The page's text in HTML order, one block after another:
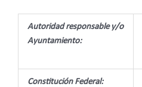
Autoridad responsable y/o
Ayuntamiento:
Constitución Federal: